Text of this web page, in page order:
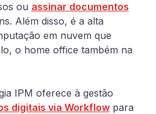
ou assinar documentos
Além disso, é a alta
em nuvem que
o home office também na
IPM oferece à gestão
digitais via Workflow para